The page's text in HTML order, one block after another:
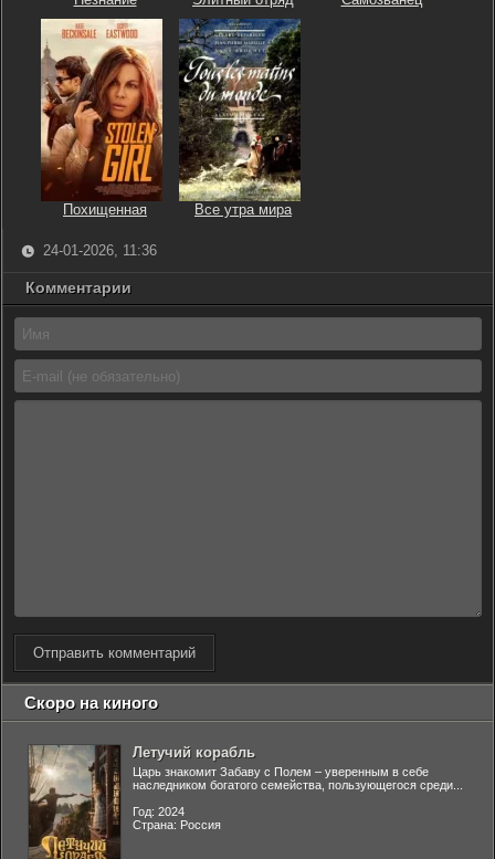
Похищенная Все утра мира
24-01-2026, 11:36
Комментарии
Отправить комментарий
Скоро на киного
Летучий корабль
Царь знакомит Забаву с Полем – уверенным в себе
наследником богатого семейства, пользующегося среди...
Год: 2024
Страна: Россия